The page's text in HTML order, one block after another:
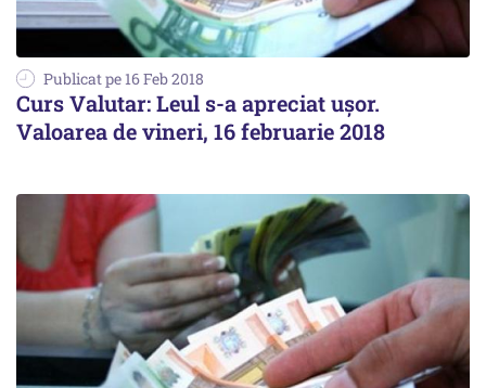
Publicat pe 16 Feb 2018
Curs Valutar: Leul s-a apreciat uşor.
Valoarea de vineri, 16 februarie 2018